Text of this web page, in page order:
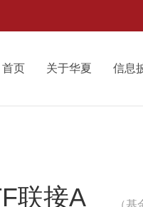
首页 关于华夏 信息
联接A （